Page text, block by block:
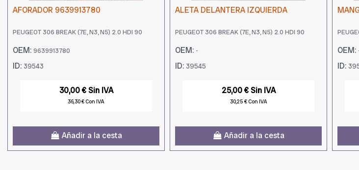
AFORADOR 9639913780
PEUGEOT 306 BREAK (7E, N3, N5) 2.0 HDI 90
OEM: 9639913780
ID: 39543
30,00 € Sin IVA
36,30 € Con IVA
Añadir a la cesta
ALETA DELANTERA IZQUIERDA
PEUGEOT 306 BREAK (7E, N3, N5) 2.0 HDI 90
OEM: -
ID: 39545
25,00 € Sin IVA
30,25 € Con IVA
Añadir a la cesta
OEM:
ID: